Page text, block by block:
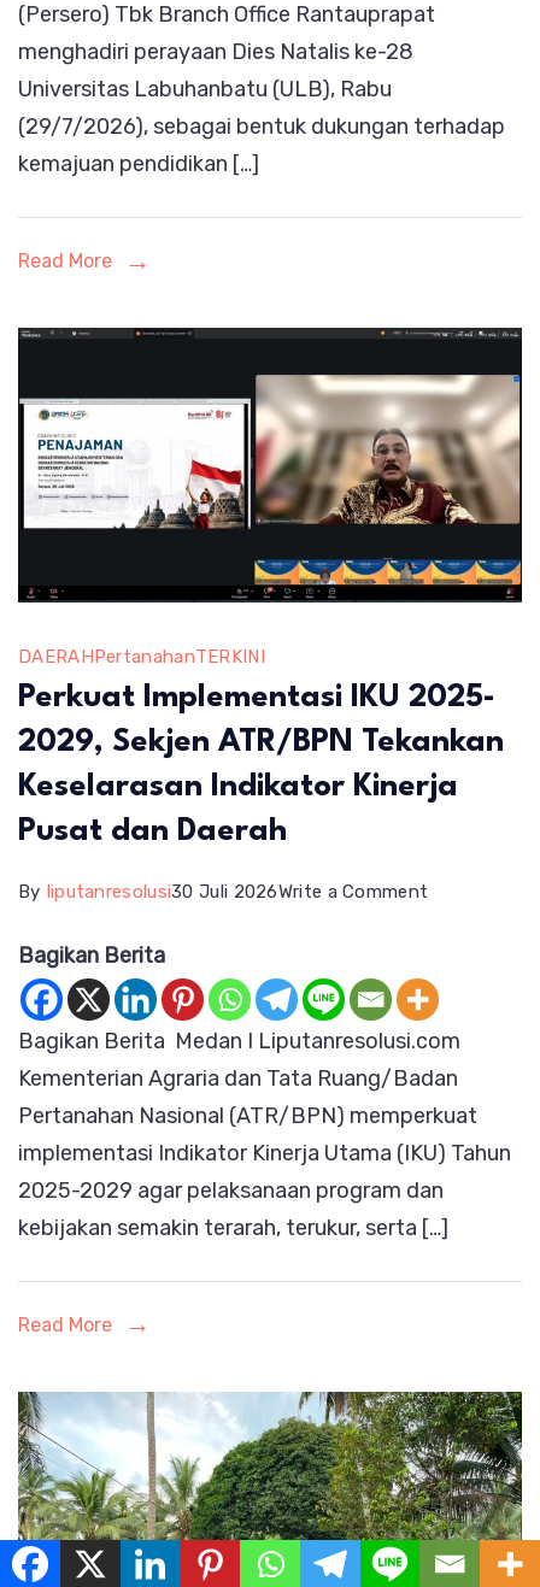
ke-
(Persero) Tbk Branch Office Rantauprapat
menghadiri perayaan Dies Natalis ke-28
Universitas Labuhanbatu (ULB), Rabu
(29/7/2026), sebagai bentuk dukungan terhadap
kemajuan pendidikan […]
Read More
DAERAHPertanahanTERKINI
Perkuat Implementasi IKU 2025-
2029, Sekjen ATR/BPN Tekankan
Keselarasan Indikator Kinerja
Pusat dan Daerah
By liputanresolusi30 Juli 2026Write a Comment
IKU
2025-
2029,
Sekjen
ATR/BPN
Tekankan
Keselarasan
Daerah
Bagikan Berita
Bagikan Berita Medan I Liputanresolusi.com
Kementerian Agraria dan Tata Ruang/Badan
Pertanahan Nasional (ATR/BPN) memperkuat
implementasi Indikator Kinerja Utama (IKU) Tahun
2025-2029 agar pelaksanaan program dan
kebijakan semakin terarah, terukur, serta […]
Read More